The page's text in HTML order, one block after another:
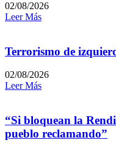
02/08/2026
Leer Más
Terrorismo de
02/08/2026
Leer Más
“Si bloquean la
pueblo reclamando”